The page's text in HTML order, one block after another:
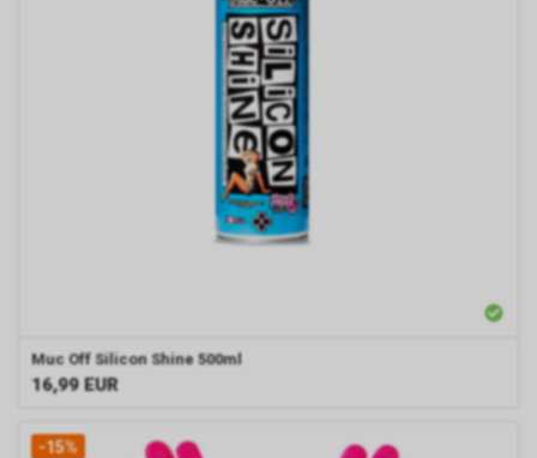
Muc Off Silicon Shine 500ml
16,99 EUR
-15%